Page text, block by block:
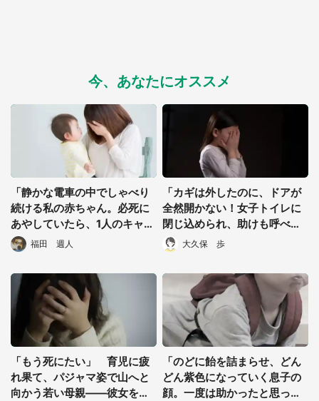
選択する
今、あなたにオススメ
「静かな電車の中でしゃべり
続ける私の赤ちゃん。必死に
あやしていたら、1人のキャリ
アウーマンが...」（茨城県・4
0代女性）
福田 週人
「カギは外したのに、ドアが
全然開かない！女子トイレに
閉じ込められ、助けも呼べず
に泣いていると...」（群馬
県・20代女性）
大久保 歩
「もう死にたい」 育児に疲
れ果て、パジャマ姿で山へと
向かう若い母親――彼女を救
「のどに飴を詰まらせ、どん
どん紫色になっていく息子の
顔。一度は助かったと思った